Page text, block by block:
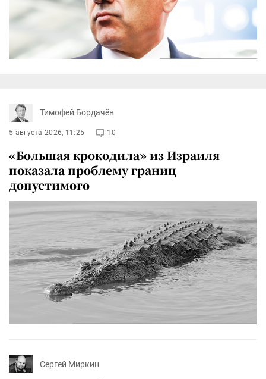
Тимофей Бордачёв
5 августа 2026, 11:25 10
«Большая крокодила» из Израиля
показала проблему границ
допустимого
Сергей Миркин